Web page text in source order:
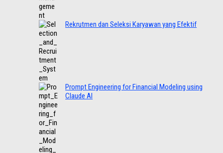
Rekrutmen dan Seleksi Karyawan yang Efektif
Prompt Engineering for Financial Modeling using
Claude AI